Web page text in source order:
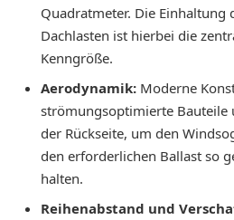
Quadratmeter. Die Einhaltung
Dachlasten ist hierbei die
Kenngröße.
Aerodynamik: Moderne
strömungsoptimierte Bauteile
der Rückseite, um den
den erforderlichen Ballast so
halten.
Reihenabstand und